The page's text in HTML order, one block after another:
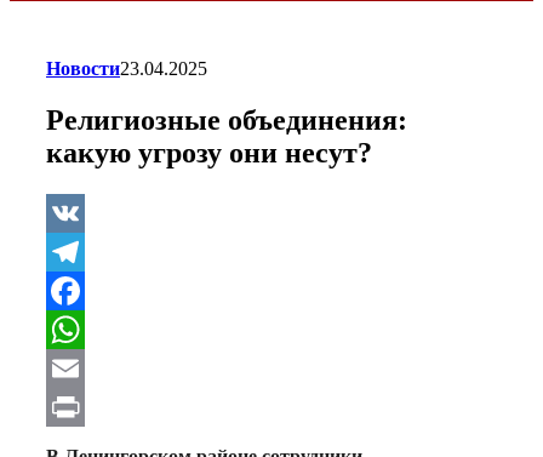
Новости23.04.2025
Религиозные объединения:
какую угрозу они несут?
VK
Telegram
Facebook
WhatsApp
Email
Print